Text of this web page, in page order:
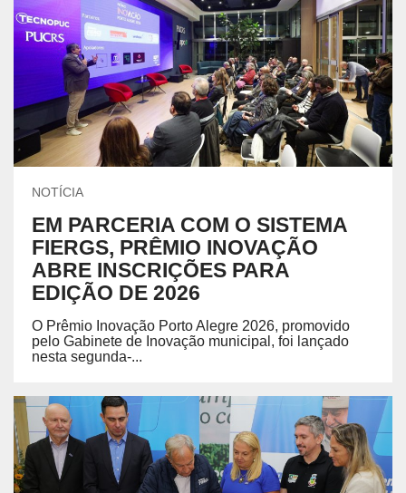
NOTÍCIA
EM PARCERIA COM O SISTEMA
FIERGS, PRÊMIO INOVAÇÃO
ABRE INSCRIÇÕES PARA
EDIÇÃO DE 2026
O Prêmio Inovação Porto Alegre 2026, promovido
pelo Gabinete de Inovação municipal, foi lançado
nesta segunda-...